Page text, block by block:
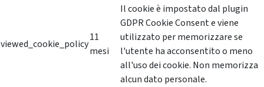
viewed_cookie_policy
11
mesi
Il cookie è impostato dal plugin
GDPR Cookie Consent e viene
utilizzato per memorizzare se
l'utente ha acconsentito o meno
all'uso dei cookie. Non memorizza
alcun dato personale.